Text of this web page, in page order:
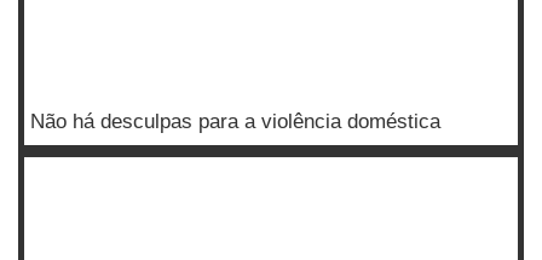
Não há desculpas para a violência doméstica